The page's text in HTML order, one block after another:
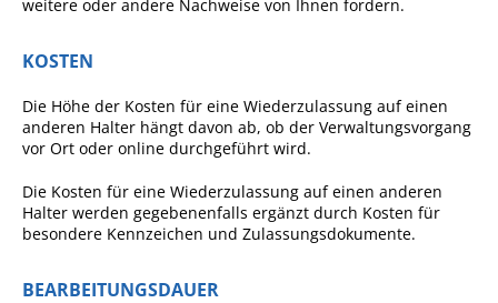
weitere oder andere Nachweise von Ihnen fordern.
KOSTEN
Die Höhe der Kosten für eine Wiederzulassung auf einen
anderen Halter hängt davon ab, ob der Verwaltungsvorgang
vor Ort oder online durchgeführt wird.
Die Kosten für eine Wiederzulassung auf einen anderen
Halter werden gegebenenfalls ergänzt durch Kosten für
besondere Kennzeichen und Zulassungsdokumente.
BEARBEITUNGSDAUER